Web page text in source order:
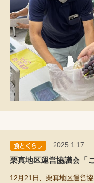
2025.1.17
栗真地区運営協議会「
12月21日、栗真地区運営